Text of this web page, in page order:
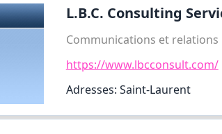
L.B.C. Consulting
Communications et relations
https://www.lbcconsult.com/
Adresses: Saint-Laurent